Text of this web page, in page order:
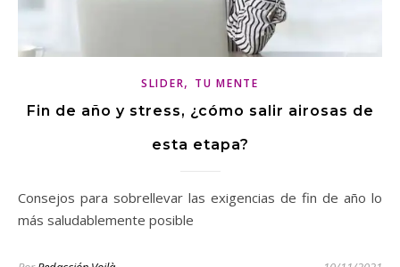
SLIDER, TU MENTE
Fin de año y stress, ¿cómo salir airosas de
esta etapa?
Consejos para sobrellevar las exigencias de fin de año lo
más saludablemente posible